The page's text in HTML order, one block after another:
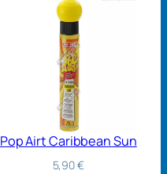
Pop Airt Caribbean Sun
5,90€